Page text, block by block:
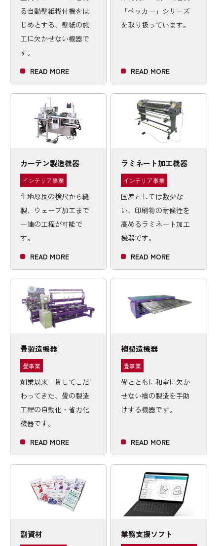
る自動壁紙糊付機をは
じめとする、壁紙の施
工に欠かせない機器で
す。
READ MORE
「ペッカー」シリーズ
を取り扱っています。
READ MORE
カーテン製造機器
インテリア事業
生地原反の検尺から縫
製、ウェーブ加工まで
一連の工程が可能で
す。
READ MORE
ラミネート加工機器
インテリア事業
国産としては数少な
い、印刷物の耐候性を
高めるラミネート加工
機器です。
READ MORE
畳製造機器
畳事業
創業以来一貫してこだ
わってきた、畳の製造
工程の自動化・省力化
機器です。
READ MORE
襖製造機器
畳事業
畳とともに和室に欠か
せない襖の製造を手助
けする機器です。
READ MORE
副資材 業務支援ソフト